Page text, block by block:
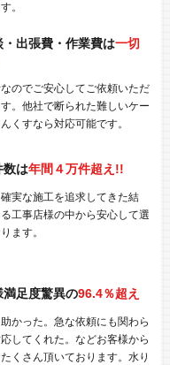
。
・出張費・作業費は一切
のでご安心してご依頼いただ
。他社で断られた難しいケー
くすなら対応可能です。
数は年間４万件超え!!
実な施工を追求してきた結
工事店様の中から安心して選
ます。
満足度驚異の96.4％超え
かった。急な依頼にも関わら
してくれた。などお客様から
くさん頂いております。水り